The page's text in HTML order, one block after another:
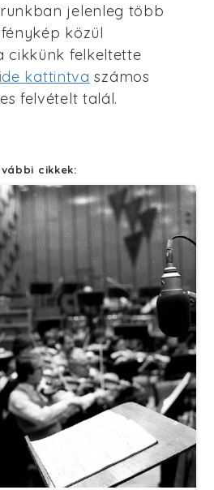
jelenleg több
közül
cikkünk felkeltette
ide kattintva számos
felvételt talál.
cikkek: